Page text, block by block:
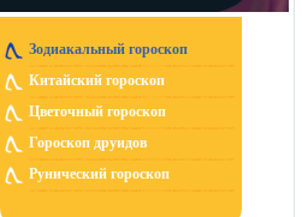
Зодиакальный гороскоп
Китайский гороскоп
Цветочный гороскоп
Гороскоп друидов
Рунический гороскоп